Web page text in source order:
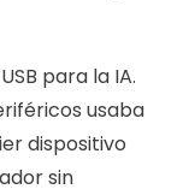
para la IA.
usaba
dispositivo
sin